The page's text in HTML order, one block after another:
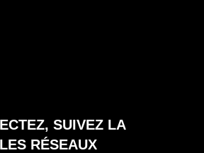
SUIVEZ LA
RÉSEAUX